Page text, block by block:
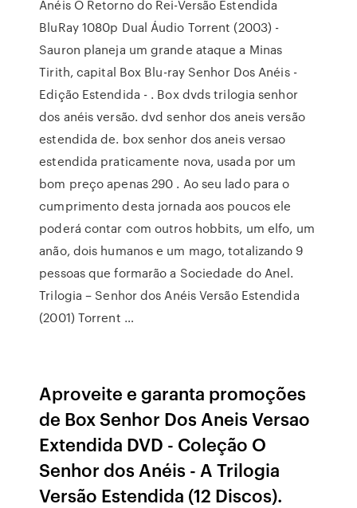
Anéis O Retorno do Rei-Versão Estendida
BluRay 1080p Dual Áudio Torrent (2003) -
Sauron planeja um grande ataque a Minas
Tirith, capital Box Blu-ray Senhor Dos Anéis -
Edição Estendida - . Box dvds trilogia senhor
dos anéis versão. dvd senhor dos aneis versão
estendida de. box senhor dos aneis versao
estendida praticamente nova, usada por um
bom preço apenas 290 . Ao seu lado para o
cumprimento desta jornada aos poucos ele
poderá contar com outros hobbits, um elfo, um
anão, dois humanos e um mago, totalizando 9
pessoas que formarão a Sociedade do Anel.
Trilogia – Senhor dos Anéis Versão Estendida
(2001) Torrent …
Aproveite e garanta promoções
de Box Senhor Dos Aneis Versao
Extendida DVD - Coleção O
Senhor dos Anéis - A Trilogia
Versão Estendida (12 Discos).